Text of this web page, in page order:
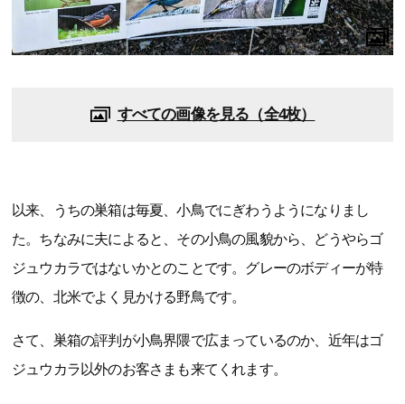
すべての画像を見る（全4枚）
以来、うちの巣箱は毎夏、小鳥でにぎわうようになりまし
た。ちなみに夫によると、その小鳥の風貌から、どうやらゴ
ジュウカラではないかとのことです。グレーのボディーが特
徴の、北米でよく見かける野鳥です。
さて、巣箱の評判が小鳥界隈で広まっているのか、近年はゴ
ジュウカラ以外のお客さまも来てくれます。